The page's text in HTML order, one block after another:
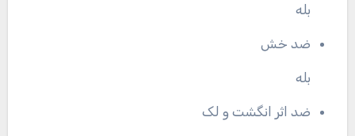
بله
ضد خش
بله
ضد اثر انگشت و لک